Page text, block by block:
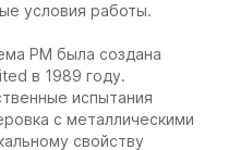
условия работы.
РМ была создана
в 1989 году.
испытания
с металлическими
свойству